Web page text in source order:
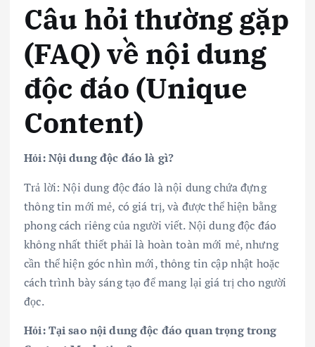
Câu hỏi thường gặp
(FAQ) về nội dung
độc đáo (Unique
Content)
Hỏi: Nội dung độc đáo là gì?
Trả lời: Nội dung độc đáo là nội dung chứa đựng
thông tin mới mẻ, có giá trị, và được thể hiện bằng
phong cách riêng của người viết. Nội dung độc đáo
không nhất thiết phải là hoàn toàn mới mẻ, nhưng
cần thể hiện góc nhìn mới, thông tin cập nhật hoặc
cách trình bày sáng tạo để mang lại giá trị cho người
đọc.
Hỏi: Tại sao nội dung độc đáo quan trọng trong